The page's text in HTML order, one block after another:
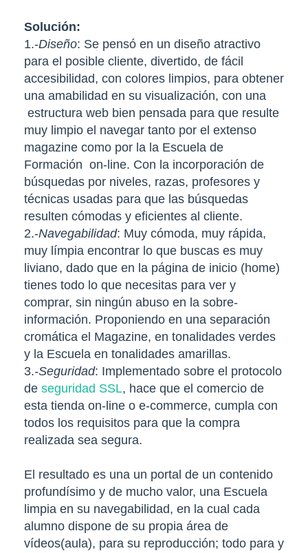
Solución:
1.-Diseño: Se pensó en un diseño atractivo
para el posible cliente, divertido, de fácil
accesibilidad, con colores limpios, para obtener
una amabilidad en su visualización, con una
estructura web bien pensada para que resulte
muy limpio el navegar tanto por el extenso
magazine como por la la Escuela de
Formación on-line. Con la incorporación de
búsquedas por niveles, razas, profesores y
técnicas usadas para que las búsquedas
resulten cómodas y eficientes al cliente.
2.-Navegabilidad: Muy cómoda, muy rápida,
muy límpia encontrar lo que buscas es muy
liviano, dado que en la página de inicio (home)
tienes todo lo que necesitas para ver y
comprar, sin ningún abuso en la sobre-
información. Proponiendo en una separación
cromática el Magazine, en tonalidades verdes
y la Escuela en tonalidades amarillas.
3.-Seguridad: Implementado sobre el protocolo
de seguridad SSL, hace que el comercio de
esta tienda on-line o e-commerce, cumpla con
todos los requisitos para que la compra
realizada sea segura.
El resultado es una un portal de un contenido
profundísimo y de mucho valor, una Escuela
limpia en su navegabilidad, en la cual cada
alumno dispone de su propia área de
vídeos(aula), para su reproducción; todo para y